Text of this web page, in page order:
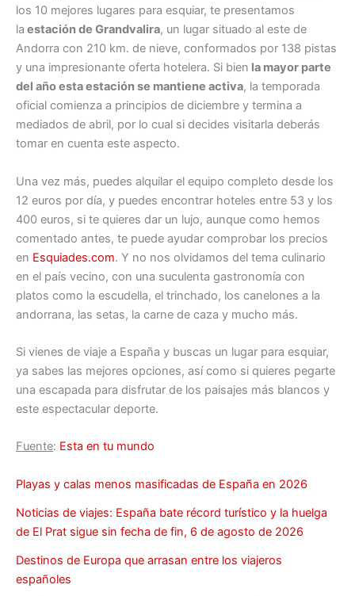
los 10 mejores lugares para esquiar, te presentamos
la estación de Grandvalira, un lugar situado al este de
Andorra con 210 km. de nieve, conformados por 138 pistas
y una impresionante oferta hotelera. Si bien la mayor parte
del año esta estación se mantiene activa, la temporada
oficial comienza a principios de diciembre y termina a
mediados de abril, por lo cual si decides visitarla deberás
tomar en cuenta este aspecto.
Una vez más, puedes alquilar el equipo completo desde los
12 euros por día, y puedes encontrar hoteles entre 53 y los
400 euros, si te quieres dar un lujo, aunque como hemos
comentado antes, te puede ayudar comprobar los precios
en Esquiades.com. Y no nos olvidamos del tema culinario
en el país vecino, con una suculenta gastronomía con
platos como la escudella, el trinchado, los canelones a la
andorrana, las setas, la carne de caza y mucho más.
Si vienes de viaje a España y buscas un lugar para esquiar,
ya sabes las mejores opciones, así como si quieres pegarte
una escapada para disfrutar de los paisajes más blancos y
este espectacular deporte.
Fuente: Esta en tu mundo
Playas y calas menos masificadas de España en 2026
Noticias de viajes: España bate récord turístico y la huelga
de El Prat sigue sin fecha de fin, 6 de agosto de 2026
Destinos de Europa que arrasan entre los viajeros
españoles